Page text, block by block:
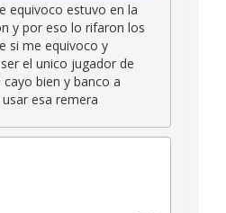
equivoco estuvo en la
y por eso lo rifaron los
si me equivoco y
el unico jugador de
bien y banco a
esa remera